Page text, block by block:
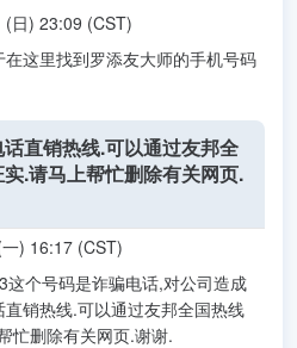
日) 23:09 (CST)
这里找到罗添友大师的手机号码
直销热线.可以通过友邦全
.请马上帮忙删除有关网页.
) 16:17 (CST)
个号码是诈骗电话,对公司造成
销热线.可以通过友邦全国热线
忙删除有关网页.谢谢.